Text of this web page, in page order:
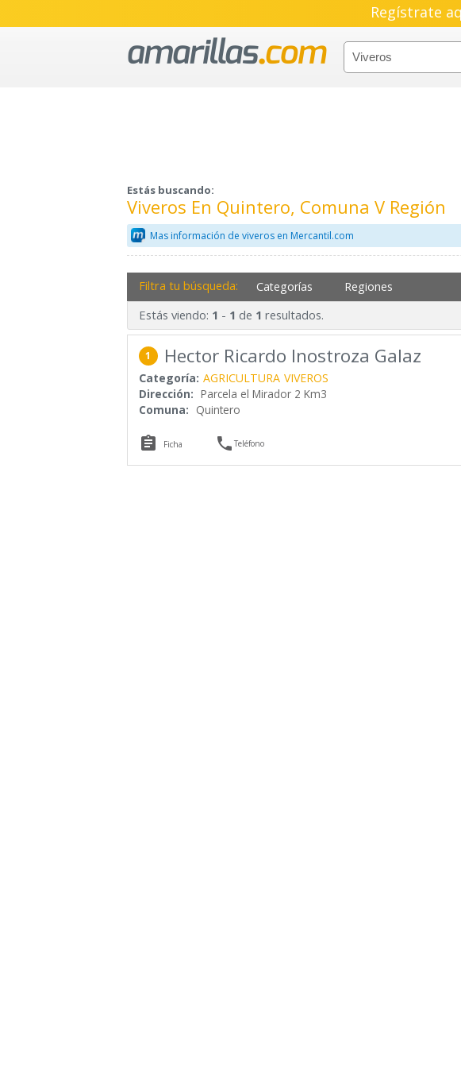
Regístrate
Estás buscando:
Viveros En Quintero, Comuna V Región
Mas información de viveros en Mercantil.com
Filtra tu búsqueda: Categorías Regiones
Estás viendo: 1 - 1 de 1 resultados.
1 Hector Ricardo Inostroza Galaz
Categoría: AGRICULTURA VIVEROS
Dirección: Parcela el Mirador 2 Km3
Comuna: Quintero
 Ficha Teléfono